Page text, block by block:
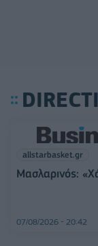
allstarbasket.gr
Μασλαρινός:
07/08/2026 - 20:42